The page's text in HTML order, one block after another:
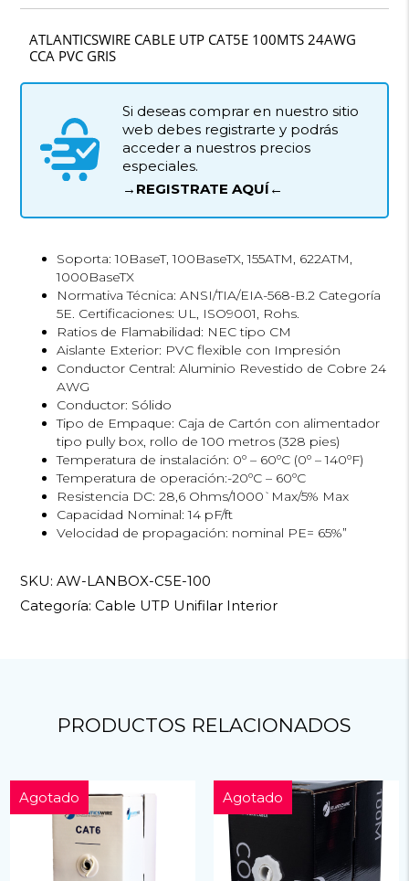
ATLANTICSWIRE CABLE UTP CAT5E 100MTS 24AWG
CCA PVC GRIS
Si deseas comprar en nuestro sitio
web debes registrarte y podrás
acceder a nuestros precios
especiales.
→REGISTRATE AQUÍ←
Soporta: 10BaseT, 100BaseTX, 155ATM, 622ATM,
1000BaseTX
Normativa Técnica: ANSI/TIA/EIA-568-B.2 Categoría
5E. Certificaciones: UL, ISO9001, Rohs.
Ratios de Flamabilidad: NEC tipo CM
Aislante Exterior: PVC flexible con Impresión
Conductor Central: Aluminio Revestido de Cobre 24
AWG
Conductor: Sólido
Tipo de Empaque: Caja de Cartón con alimentador
tipo pully box, rollo de 100 metros (328 pies)
Temperatura de instalación: 0º – 60ºC (0º – 140ºF)
Temperatura de operación:-20ºC – 60ºC
Resistencia DC: 28,6 Ohms/1000`Max/5% Max
Capacidad Nominal: 14 pF/ft
Velocidad de propagación: nominal PE= 65%”
SKU:AW-LANBOX-C5E-100
Categoría:Cable UTP Unifilar Interior
PRODUCTOS RELACIONADOS
Agotado Agotado